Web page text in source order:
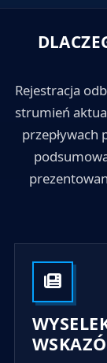
s
1
Rejestracja
strumień
przepływach